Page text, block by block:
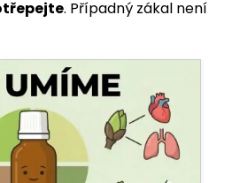
. Případný zákal není